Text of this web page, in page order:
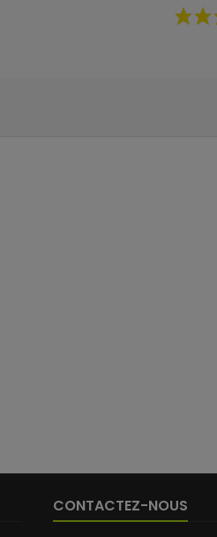
CONTACTEZ-NOUS